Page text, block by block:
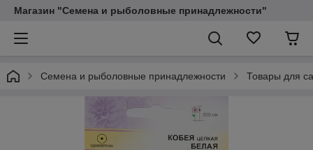
Магазин "Семена и рыболовные принадлежности"
Семена и рыболовные принадлежности Товары для